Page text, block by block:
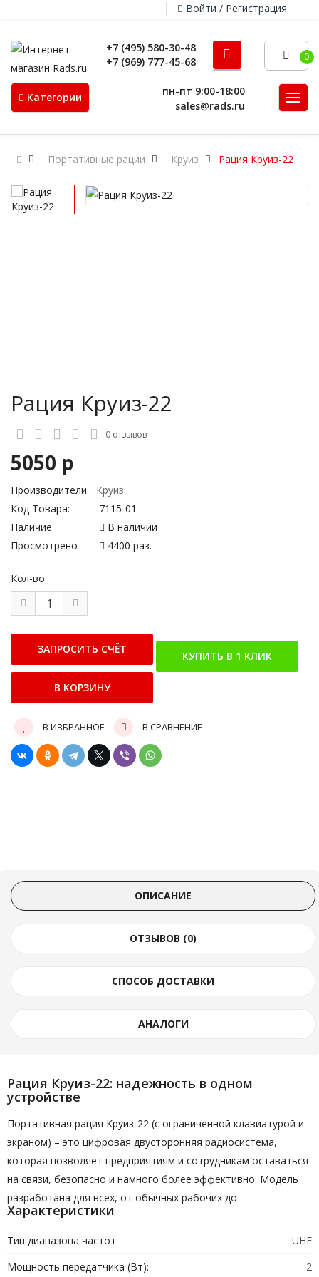
Войти / Регистрация
+7 (495) 580-30-48
+7 (969) 777-45-68
0
Категории
пн-пт 9:00-18:00
sales@rads.ru
Портативные рации Круиз Рация Круиз-22
Рация Круиз-22
0 отзывов
5050 р
Производители
Круиз
Код Товара:
7115-01
Наличие
В наличии
Просмотрено
4400 раз.
Кол-во
В ИЗБРАННОЕ В СРАВНЕНИЕ
ОПИСАНИЕ
ОТЗЫВОВ (0)
СПОСОБ ДОСТАВКИ
АНАЛОГИ
Рация Круиз-22: надежность в одном
устройстве
Портативная рация Круиз-22 (с ограниченной клавиатурой и
экраном) – это цифровая двусторонняя радиосистема,
которая позволяет предприятиям и сотрудникам оставаться
на связи, безопасно и намного более эффективно. Модель
разработана для всех, от обычных рабочих до
профессионалов в этой области. С кристально чистым
звуком благодаря функции шумоподавления. Эта рация
и служить идеальной системой связи для всех организаций.
Характеристики
Тип диапазона частот:
UHF
Мощность передатчика (Вт):
2